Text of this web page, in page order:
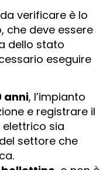
verificare è lo
che deve essere
dello stato
eseguire
anni, l’impianto
e registrare il
elettrico sia
settore che